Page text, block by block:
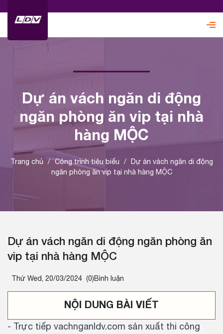
Dự án vách ngăn di động
ngăn phòng ăn vip tại nhà
hàng MỘC
Trang chủ / Công trình tiêu biểu / Dự án vách ngăn di động
ngăn phòng ăn vip tại nhà hàng MỘC
Dự án vách ngăn di động ngăn phòng ăn
vip tại nhà hàng MỘC
Thứ Wed, 20/03/2024 (0)Bình luận
NỘI DUNG BÀI VIẾT
- Trực tiếp vachnganldv.com sản xuất thi công